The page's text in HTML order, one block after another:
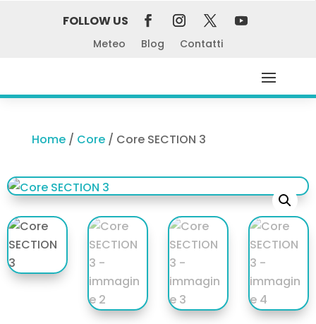
FOLLOW US
Meteo Blog Contatti
Home/ Core/ Core SECTION 3